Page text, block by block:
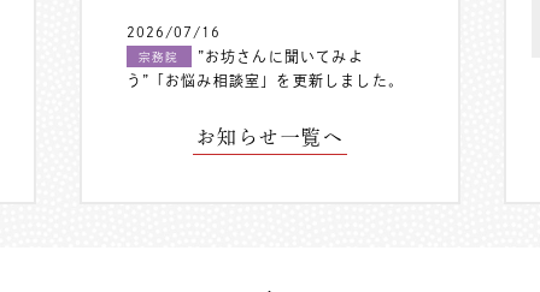
2026/07/16
宗務院
”お坊さんに聞いてみよ
う”「お悩み相談室」を更新しました。
お知らせ一覧へ